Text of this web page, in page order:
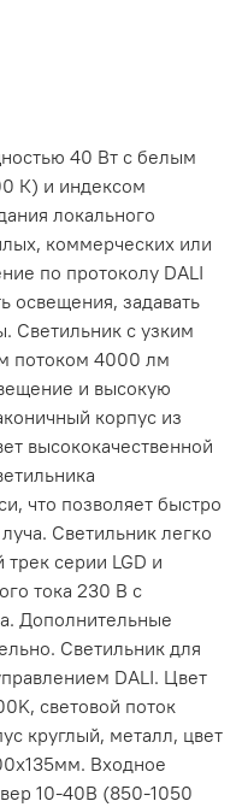
40 Вт с белым
К) и индексом
локального
коммерческих или
по протоколу DALI
освещения, задавать
Светильник с узким
потоком 4000 лм
и высокую
корпус из
высококачественной
что позволяет быстро
Светильник легко
трек серии LGD и
тока 230 В с
Дополнительные
Светильник для
DALI. Цвет
световой поток
круглый, металл, цвет
Входное
10-40В (850-1050